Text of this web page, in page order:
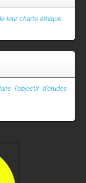
leur charte éthique.
l'objectif d'études